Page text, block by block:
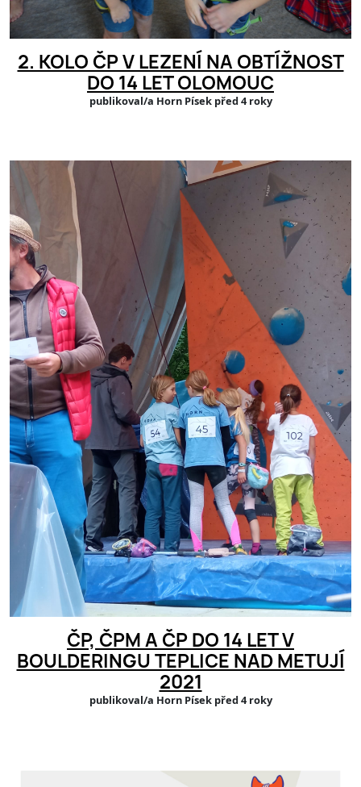
2. KOLO ČP V LEZENÍ NA OBTÍŽNOST
DO 14 LET OLOMOUC
publikoval/a Horn Písek před 4 roky
ČP, ČPM A ČP DO 14 LET V
BOULDERINGU TEPLICE NAD METUJÍ
2021
publikoval/a Horn Písek před 4 roky